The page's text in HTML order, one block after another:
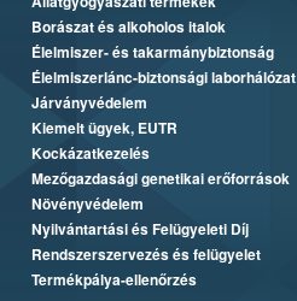
Borászat és alkoholos italok
Élelmiszer- és takarmánybiztonság
Élelmiszerlánc-biztonsági laborhálózat
Járványvédelem
Kiemelt ügyek, EUTR
Kockázatkezelés
Mezőgazdasági genetikai erőforrások
Növényvédelem
Nyilvántartási és Felügyeleti Díj
Rendszerszervezés és felügyelet
Termékpálya-ellenőrzés